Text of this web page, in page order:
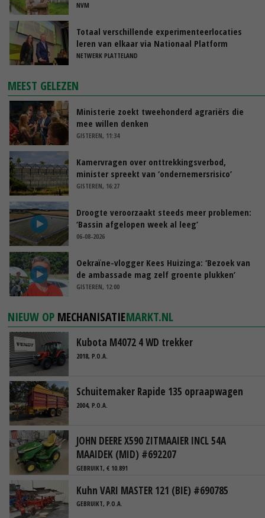
NVM
Totaal verschillende experimenteerlocaties
leren van elkaar via Nationaal Platform
NETWERK PLATTELAND
MEEST GELEZEN
Ministerie zoekt tweehonderd agrariërs die
mee willen denken
GISTEREN, 11:34
Kamervragen over onttrekkingsverbod,
minister spreekt van ‘ondernemersrisico’
GISTEREN, 16:27
Droogte veroorzaakt steeds meer problemen:
‘Bassin afgelopen week al leeg’
06-08-2026
Oekraïne-vlogger Kees Huizinga: ‘Bezoek van
de ambassade mag zelf groente plukken’
GISTEREN, 12:00
NIEUW OP MECHANISATIEMARKT.NL
Kubota M4072 4 WD trekker
2018, P.O.A.
Schuitemaker Rapide 135 opraapwagen
2004, P.O.A.
JOHN DEERE X590 ZITMAAIER INCL 54A
MAAIDEK (MID) #692207
GEBRUIKT, € 10.891
Kuhn VARI MASTER 121 (BIE) #690785
GEBRUIKT, P.O.A.